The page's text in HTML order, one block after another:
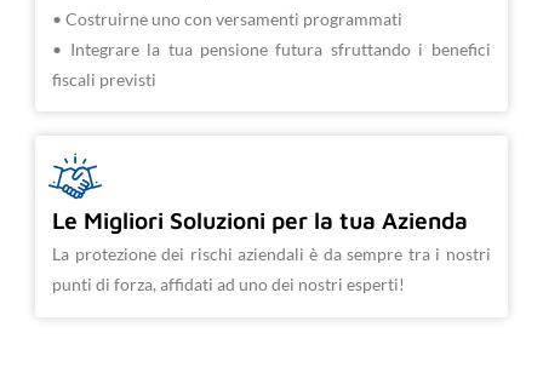
• Costruirne uno con versamenti programmati
• Integrare la tua pensione futura sfruttando i benefici
fiscali previsti
Le Migliori Soluzioni per la tua Azienda
La protezione dei rischi aziendali è da sempre tra i nostri
punti di forza, affidati ad uno dei nostri esperti!